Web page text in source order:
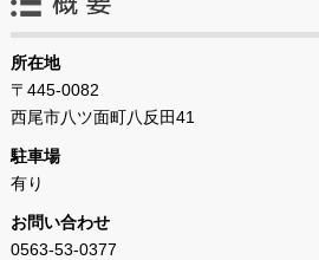
所在地
〒445-0082
西尾市八ツ面町八反田41
駐車場
有り
お問い合わせ
0563-53-0377